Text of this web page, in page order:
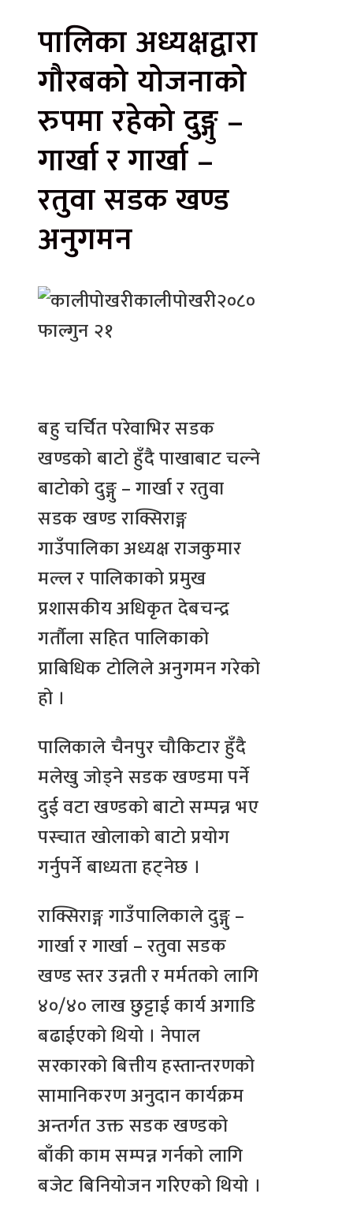
पालिका अध्यक्षद्वारा
गौरबको योजनाको
रुपमा रहेको दुङ्गु –
गार्खा र गार्खा –
रतुवा सडक खण्ड
अनुगमन
कालीपोखरी२०८०
फाल्गुन २१
बहु चर्चित परेवाभिर सडक
खण्डको बाटो हुँदै पाखाबाट चल्ने
बाटोको दुङ्गु – गार्खा र रतुवा
सडक खण्ड राक्सिराङ्ग
गाउँपालिका अध्यक्ष राजकुमार
मल्ल र पालिकाको प्रमुख
प्रशासकीय अधिकृत देबचन्द्र
गर्तौला सहित पालिकाको
प्राबिधिक टोलिले अनुगमन गरेको
हो ।
पालिकाले चैनपुर चौकिटार हुँदै
मलेखु जोड्ने सडक खण्डमा पर्ने
दुई वटा खण्डको बाटो सम्पन्न भए
पस्चात खोलाको बाटो प्रयोग
गर्नुपर्ने बाध्यता हट्नेछ ।
राक्सिराङ्ग गाउँपालिकाले दुङ्गु –
गार्खा र गार्खा – रतुवा सडक
खण्ड स्तर उन्नती र मर्मतको लागि
४०/४० लाख छुट्टाई कार्य अगाडि
बढाईएको थियो । नेपाल
सरकारको बित्तीय हस्तान्तरणको
सामानिकरण अनुदान कार्यक्रम
अन्तर्गत उक्त सडक खण्डको
बाँकी काम सम्पन्न गर्नको लागि
बजेट बिनियोजन गरिएको थियो ।